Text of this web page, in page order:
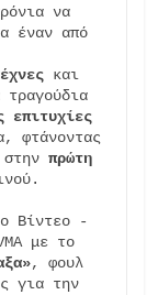
να
έναν από
και
επιτυχίες
φτάνοντας
πρώτη
Βίντεο -
με το
, φουλ
για την